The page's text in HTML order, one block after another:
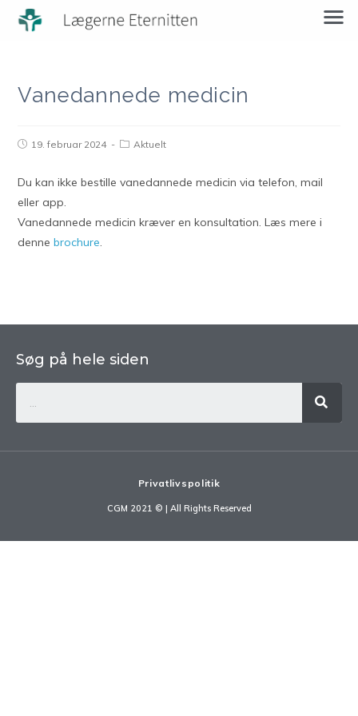
Vanedannede medicin
19. februar 2024 Aktuelt
Du kan ikke bestille vanedannede medicin via telefon, mail
eller app.
Vanedannede medicin kræver en konsultation. Læs mere i
dennebrochure.
Søg på hele siden
Privatlivspolitik
CGM 2021 ©​ | All Rights Reserved